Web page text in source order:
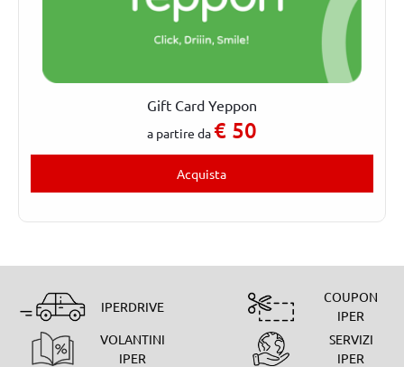
Gift Card Yeppon
a partire da€ 50
Acquista
IPERDRIVE
COUPON
IPER
VOLANTINI
IPER
SERVIZI
IPER